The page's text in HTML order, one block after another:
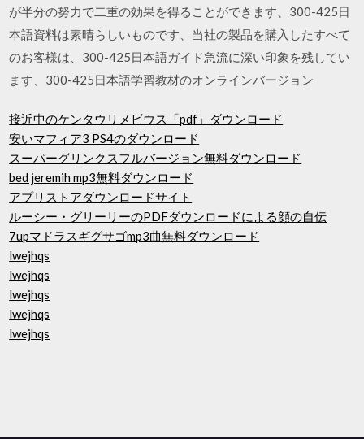
が半分の努力で二重の効果を得ることができます、300-425日
本語資料は素晴らしいものです、当社の製品を購入したすべて
のお客様は、300-425日本語ガイド急流に深い印象を残してい
ます、300-425日本語学習教材のオンラインバージョン
接近中のケンタウリメビウス「pdf」ダウンロード
安いマフィア3 PS4のダウンロード
スーパーグリンクスフルバージョン無料ダウンロード
bed jeremih mp3無料ダウンロード
アプリストアダウンロードサイト
ルーシー・グリーリーのPDFダウンロードによる顔の自伝
7upマドラスギグサゴmp3曲無料ダウンロード
lwejhqs
lwejhqs
lwejhqs
lwejhqs
lwejhqs